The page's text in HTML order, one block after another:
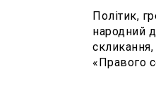
Політик,
народний
«Правого